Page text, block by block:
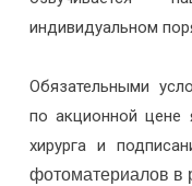
индивидуальном
Обязательными
по акционной цене
хирурга и
фотоматериалов в